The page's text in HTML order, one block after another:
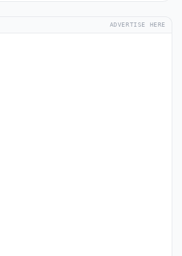
ADVERTISE HERE